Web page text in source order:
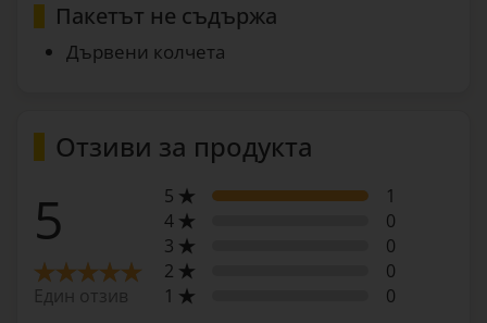
Пакетът не съдържа
Дървени колчета
Отзиви за продукта
5
Един отзив
5
1
4
0
3
0
2
0
1
0